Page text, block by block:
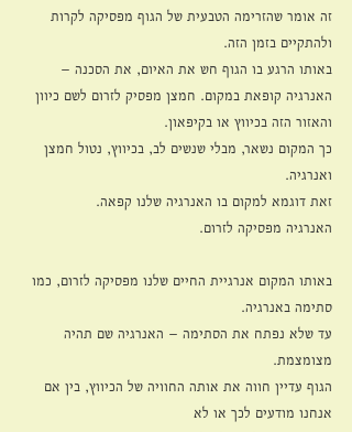
זה אומר שהזרימה הטבעית של הגוף מפסיקה לקרות
ולהתקיים בזמן הזה.
באותו הרגע בו הגוף חש את האיום, את הסכנה –
האנרגיה קופאת במקום. חמצן מפסיק לזרום לשם כיוון
והאזור הזה בכיווץ או בקיפאון.
כך המקום נשאר, מבלי שנשים לב, בכיווץ, נטול חמצן
ואנרגיה.
זאת דוגמא למקום בו האנרגיה שלנו קפאה.
האנרגיה מפסיקה לזרום.
באותו המקום אנרגיית החיים שלנו מפסיקה לזרום, כמו
סתימה באנרגיה.
עד שלא נפתח את הסתימה – האנרגיה שם תהיה
מצומצמת.
הגוף עדיין חווה את אותה החוויה של הכיווץ, בין אם
אנחנו מודעים לכך או לא